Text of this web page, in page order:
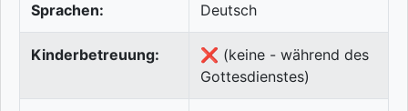
Sprachen: Deutsch
Kinderbetreuung:
❌ (keine - während des
Gottesdienstes)